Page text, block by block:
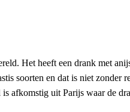
Het heeft een drank met
soorten en dat is niet
is afkomstig uit Parijs waar de